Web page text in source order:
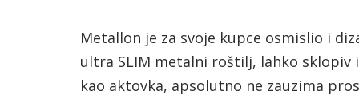
Metallon je za svoje kupce osmislio i
ultra SLIM metalni roštilj, lahko sklopiv
kao aktovka, apsolutno ne zauzima